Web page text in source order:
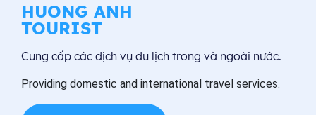
HUONG ANH
TOURIST
Cung cấp các dịch vụ du lịch trong và ngoài nước.
Providing domestic and international travel services.